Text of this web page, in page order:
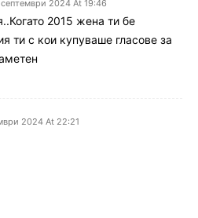
2024 At 19:46
2015 жена ти бе
ти с кои купуваше гласове за
2024 At 22:21